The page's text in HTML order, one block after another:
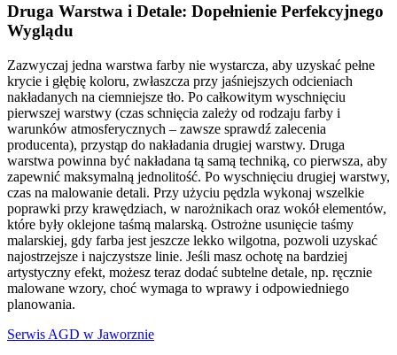
Druga Warstwa i Detale: Dopełnienie Perfekcyjnego
Wyglądu
Zazwyczaj jedna warstwa farby nie wystarcza, aby uzyskać pełne
krycie i głębię koloru, zwłaszcza przy jaśniejszych odcieniach
nakładanych na ciemniejsze tło. Po całkowitym wyschnięciu
pierwszej warstwy (czas schnięcia zależy od rodzaju farby i
warunków atmosferycznych – zawsze sprawdź zalecenia
producenta), przystąp do nakładania drugiej warstwy. Druga
warstwa powinna być nakładana tą samą techniką, co pierwsza, aby
zapewnić maksymalną jednolitość. Po wyschnięciu drugiej warstwy,
czas na malowanie detali. Przy użyciu pędzla wykonaj wszelkie
poprawki przy krawędziach, w narożnikach oraz wokół elementów,
które były oklejone taśmą malarską. Ostrożne usunięcie taśmy
malarskiej, gdy farba jest jeszcze lekko wilgotna, pozwoli uzyskać
najostrzejsze i najczystsze linie. Jeśli masz ochotę na bardziej
artystyczny efekt, możesz teraz dodać subtelne detale, np. ręcznie
malowane wzory, choć wymaga to wprawy i odpowiedniego
planowania.
Serwis AGD w Jaworznie